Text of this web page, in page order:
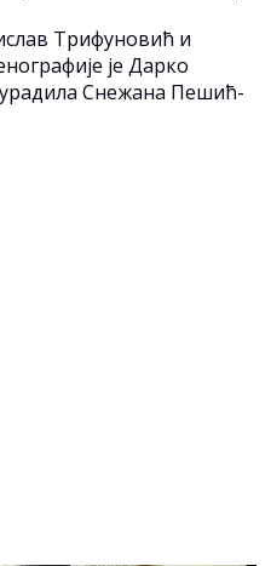
Трифуновић и
је Дарко
Снежана Пешић-